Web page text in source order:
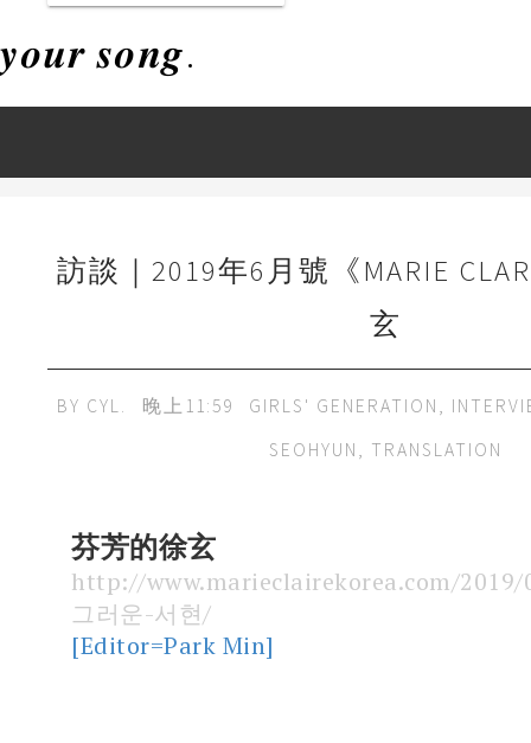
𝒚𝒐𝒖𝒓 𝒔𝒐𝒏𝒈.
訪談｜2019年6月號《MARIE
玄
BY CYL. 晚上11:59 GIRLS' GENERATION ,
SEOHYUN , TRANSLATION
芬芳的徐玄
http://www.marieclairekorea.com/
그러운-서현/
[Editor=Park Min]